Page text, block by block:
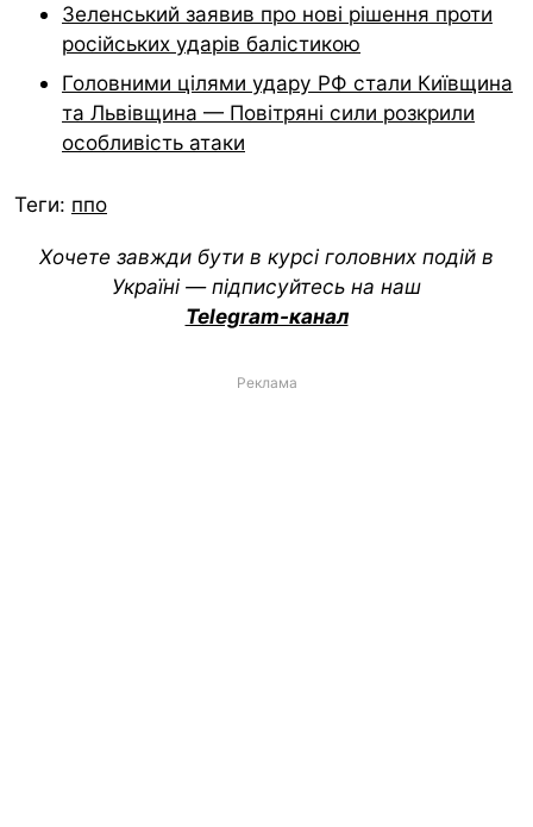
Зеленський заявив про нові рішення проти
російських ударів балістикою
Головними цілями удару РФ стали Київщина
та Львівщина — Повітряні сили розкрили
особливість атаки
Теги: ппо
Хочете завжди бути в курсі головних подій в
Україні — підписуйтесь на наш
Telegram-канал
Реклама